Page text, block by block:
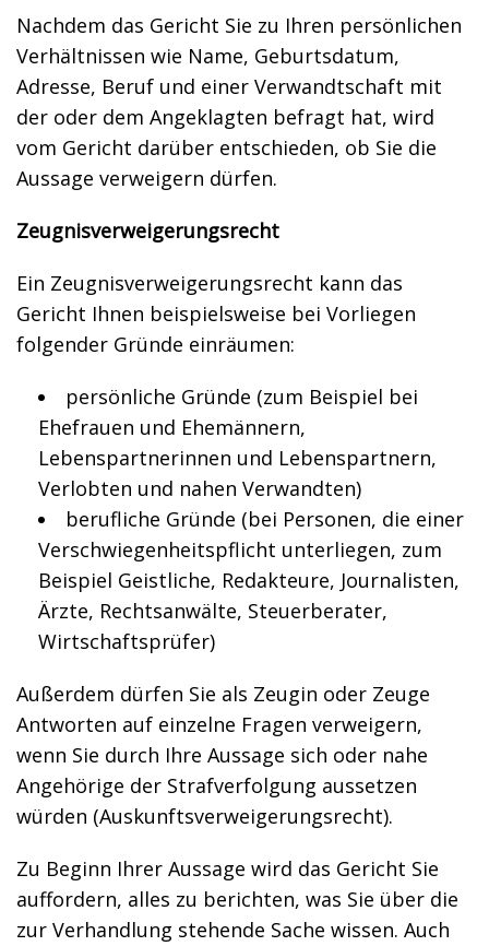
Nachdem das Gericht Sie zu Ihren persönlichen
Verhältnissen wie Name, Geburtsdatum,
Adresse, Beruf und einer Verwandtschaft mit
der oder dem Angeklagten befragt hat, wird
vom Gericht darüber entschieden, ob Sie die
Aussage verweigern dürfen.
Zeugnisverweigerungsrecht
Ein Zeugnisverweigerungsrecht kann das
Gericht Ihnen beispielsweise bei Vorliegen
folgender Gründe einräumen:
persönliche Gründe (zum Beispiel bei
Ehefrauen und Ehemännern,
Lebenspartnerinnen und Lebenspartnern,
Verlobten und nahen Verwandten)
berufliche Gründe (bei Personen, die einer
Verschwiegenheitspflicht unterliegen, zum
Beispiel Geistliche, Redakteure, Journalisten,
Ärzte, Rechtsanwälte, Steuerberater,
Wirtschaftsprüfer)
Außerdem dürfen Sie als Zeugin oder Zeuge
Antworten auf einzelne Fragen verweigern,
wenn Sie durch Ihre Aussage sich oder nahe
Angehörige der Strafverfolgung aussetzen
würden (Auskunftsverweigerungsrecht).
Zu Beginn Ihrer Aussage wird das Gericht Sie
auffordern, alles zu berichten, was Sie über die
zur Verhandlung stehende Sache wissen. Auch